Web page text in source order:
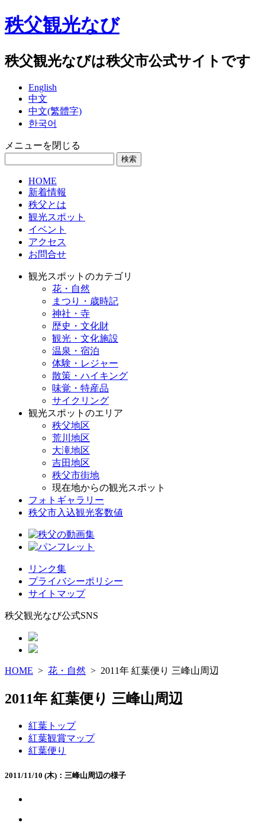
秩父観光なび
秩父観光なびは秩父市公式サイトです
English
中文
中文(繁體字)
한국어
メニューを閉じる
HOME
新着情報
秩父とは
観光スポット
イベント
アクセス
お問合せ
観光スポットのカテゴリ
花・自然
まつり・歳時記
神社・寺
歴史・文化財
観光・文化施設
温泉・宿泊
体験・レジャー
散策・ハイキング
味覚・特産品
サイクリング
観光スポットのエリア
秩父地区
荒川地区
大滝地区
吉田地区
秩父市街地
現在地からの観光スポット
フォトギャラリー
秩父市入込観光客数値
リンク集
プライバシーポリシー
サイトマップ
秩父観光なび公式SNS
HOME > 花・自然 > 2011年 紅葉便り 三峰山周辺
2011年 紅葉便り 三峰山周辺
紅葉トップ
紅葉観賞マップ
紅葉便り
2011/11/10 (木)：三峰山周辺の様子